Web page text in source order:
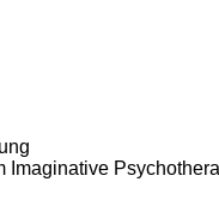
Imaginative